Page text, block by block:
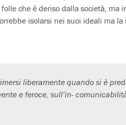
che è deriso dalla società, ma
isolarsi nei suoi ideali ma la
liberamente quando si è
e feroce, sull’in-